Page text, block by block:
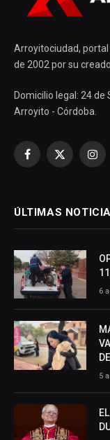
Arroyitociudad,
de 2002 por su
Domicilio legal: 24 de
Arroyito - Córdoba.
Facebook
X
ÚLTIMAS
6
5